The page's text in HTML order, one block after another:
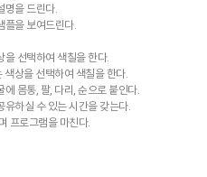
을 드린다.
을 보여드린다.
선택하여 색칠을 한다.
상을 선택하여 색칠을 한다.
몸통, 팔, 다리, 순으로 붙인다.
하실 수 있는 시간을 갖는다.
프로그램을 마친다.